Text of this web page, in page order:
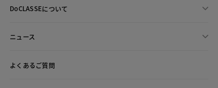
DoCLASSEについて
ニュース
よくあるご質問